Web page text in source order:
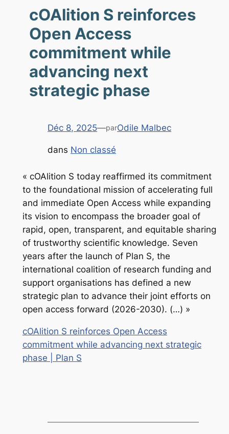
cOAlition S reinforces
Open Access
commitment while
advancing next
strategic phase
Déc 8, 2025—parOdile Malbec
dans Non classé
« cOAlition S today reaffirmed its commitment
to the foundational mission of accelerating full
and immediate Open Access while expanding
its vision to encompass the broader goal of
rapid, open, transparent, and equitable sharing
of trustworthy scientific knowledge. Seven
years after the launch of Plan S, the
international coalition of research funding and
support organisations has defined a new
strategic plan to advance their joint efforts on
open access forward (2026-2030). (…) »
cOAlition S reinforces Open Access
commitment while advancing next strategic
phase | Plan S